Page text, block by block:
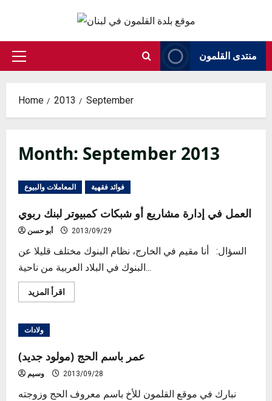
content
Primary
منتدى القلمون
Home 2013 September
Month: September 2013
المعاملات والبيوع فوائد فقهية
العمل في إدارة مشاريع أو شبكات كمبيوتر لبنك ربوي
أبو حسن 2013/09/29
السؤال: أنا مقيم في الخارج، نظام البنوك مختلف قليلا عن
البنوك في البلاد العربية من ناحية...
اقرأ المزيدRead
more
أو
شبكات
لبنك
ولادات
(مولود جديد) عمر باسم الحج
وسيم 2013/09/28
نبارك في موقع القلمون للأخ باسم معروف الحج وزوجته